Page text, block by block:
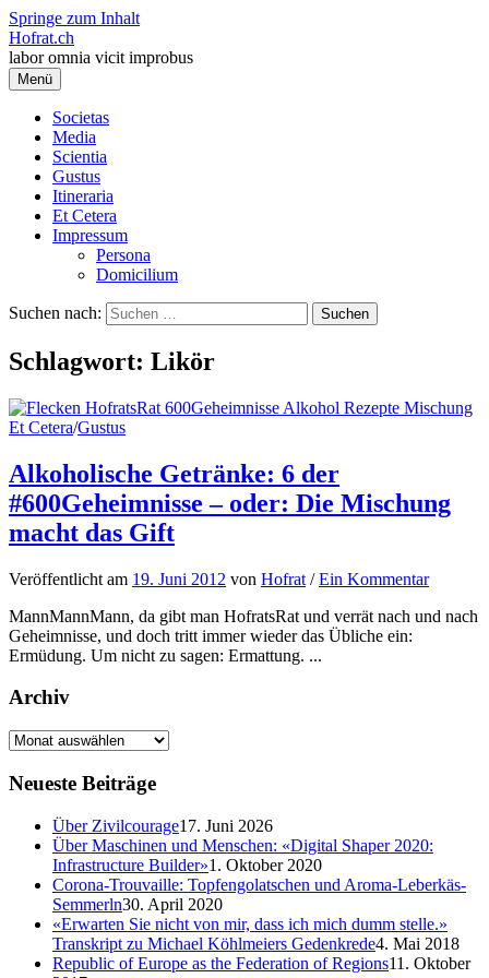
Springe zum Inhalt
Hofrat.ch
labor omnia vicit improbus
Menü
Societas
Media
Scientia
Gustus
Itineraria
Et Cetera
Impressum
Persona
Domicilium
Suchen nach:
Schlagwort: Likör
Et Cetera/Gustus
Alkoholische Getränke: 6 der
#600Geheimnisse – oder: Die Mischung
macht das Gift
Veröffentlicht am 19. Juni 2012 von Hofrat /Ein Kommentar
MannMannMann, da gibt man HofratsRat und verrät nach und nach
Geheimnisse, und doch tritt immer wieder das Übliche ein:
Ermüdung. Um nicht zu sagen: Ermattung. ...
Archiv
Neueste Beiträge
Über Zivilcourage17. Juni 2026
Über Maschinen und Menschen: «Digital Shaper 2020:
Infrastructure Builder»1. Oktober 2020
Corona-Trouvaille: Topfengolatschen und Aroma-Leberkäs-
Semmerln30. April 2020
«Erwarten Sie nicht von mir, dass ich mich dumm stelle.»
Transkript zu Michael Köhlmeiers Gedenkrede4. Mai 2018
Republic of Europe as the Federation of Regions11. Oktober